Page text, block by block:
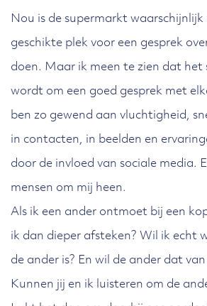
Nou is de supermarkt
geschikte plek voor een gesprek
doen. Maar ik meen te zien dat het
wordt om een goed gesprek met
ben zo gewend aan vluchtigheid,
in contacten, in beelden en
door de invloed van sociale media.
mensen om mij heen.
Als ik een ander ontmoet bij een
ik dan dieper afsteken? Wil ik echt
de ander is? En wil de ander dat
Kunnen jij en ik luisteren om de